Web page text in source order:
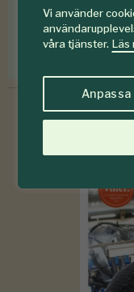
Vi använder
våra tjänster. Läs
Anpassa
dagen.
Förmåner för